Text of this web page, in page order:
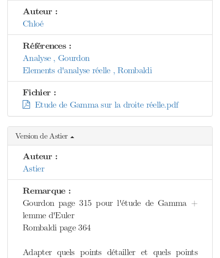
Auteur :
Chloé
Références :
Analyse , Gourdon
Elements d'analyse réelle , Rombaldi
Fichier :
Etude de Gamma sur la droite réelle.pdf
Version de Astier
Auteur :
Astier
Remarque :
Gourdon page 315 pour l'étude de Gamma +
lemme d'Euler
Rombaldi page 364
Adapter quels points détailler et quels points